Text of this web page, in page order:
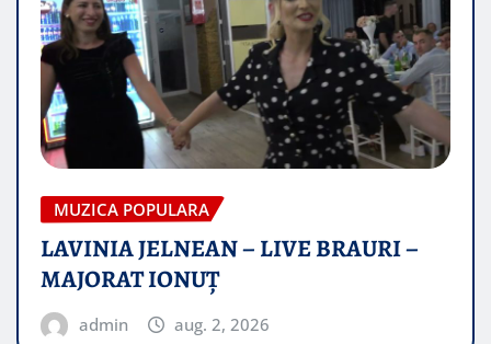
MUZICA POPULARA
LAVINIA JELNEAN – LIVE BRAURI –
MAJORAT IONUŢ
admin aug. 2, 2026